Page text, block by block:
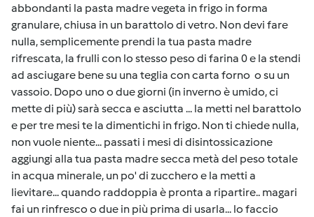
abbondanti la pasta madre vegeta in frigo in forma
granulare, chiusa in un barattolo di vetro. Non devi fare
nulla, semplicemente prendi la tua pasta madre
rifrescata, la frulli con lo stesso peso di farina 0 e la stendi
ad asciugare bene su una teglia con carta forno o su un
vassoio. Dopo uno o due giorni (in inverno è umido, ci
mette di più) sarà secca e asciutta ... la metti nel barattolo
e per tre mesi te la dimentichi in frigo. Non ti chiede nulla,
non vuole niente... passati i mesi di disintossicazione
aggiungi alla tua pasta madre secca metà del peso totale
in acqua minerale, un po' di zucchero e la metti a
lievitare... quando raddoppia è pronta a ripartire.. magari
fai un rinfresco o due in più prima di usarla... lo faccio